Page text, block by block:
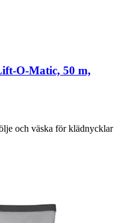
​O-​Matic, 50 m,
och väska för klädnycklar